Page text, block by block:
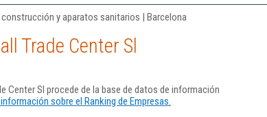
y aparatos sanitarios | Barcelona
Trade Center Sl
Center Sl procede de la base de datos de información
sobre el Ranking de Empresas.